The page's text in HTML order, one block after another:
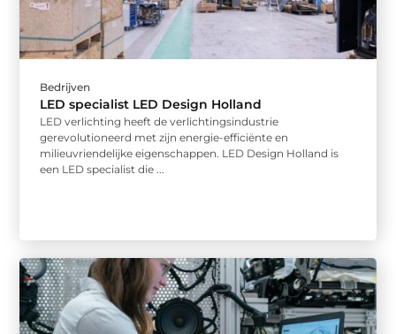
Bedrijven
LED specialist LED Design Holland
LED verlichting heeft de verlichtingsindustrie
gerevolutioneerd met zijn energie-efficiënte en
milieuvriendelijke eigenschappen. LED Design Holland is
een LED specialist die ...